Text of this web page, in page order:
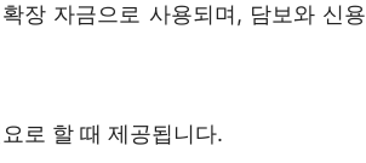
장 자금으로 사용되며, 담보와 신용
로 할 때 제공됩니다.